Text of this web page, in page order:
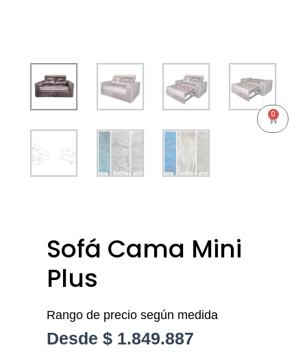
Sofá Cama Mini
Plus
Rango de precio según medida
Desde $ 1.849.887
0
Cart